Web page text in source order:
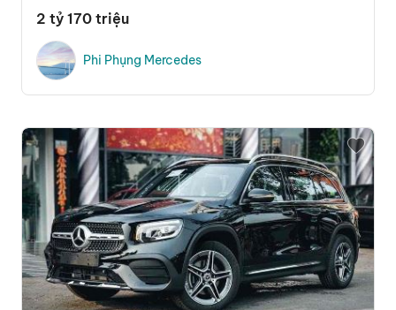
2 tỷ 170 triệu
Phi Phụng Mercedes